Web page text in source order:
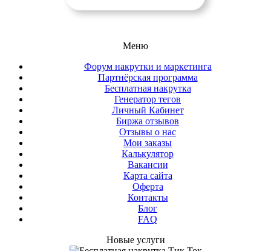
Меню
Форум накрутки и маркетинга
Партнёрская программа
Бесплатная накрутка
Генератор тегов
Личный Кабинет
Биржа отзывов
Отзывы о нас
Мои заказы
Калькулятор
Вакансии
Карта сайта
Оферта
Контакты
Блог
FAQ
Новые услуги